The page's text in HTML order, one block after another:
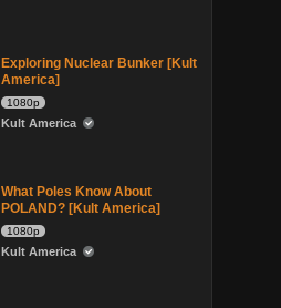
Exploring Nuclear Bunker [Kult
America]
1080p
Kult America
What Poles Know About
POLAND? [Kult America]
1080p
Kult America